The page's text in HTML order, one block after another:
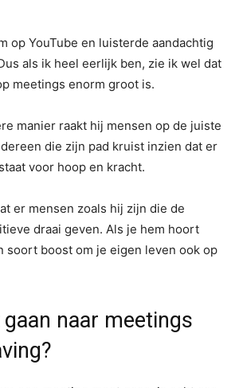
op YouTube en luisterde aandachtig
als ik heel eerlijk ben, zie ik wel dat
meetings enorm groot is.
manier raakt hij mensen op de juiste
die zijn pad kruist inzien dat er
voor hoop en kracht.
er mensen zoals hij zijn die de
draai geven. Als je hem hoort
soort boost om je eigen leven ook op
naar meetings